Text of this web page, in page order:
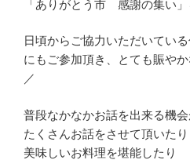
「ありがとう市 感謝の集い」
日頃からご協力いただいてい
にもご参加頂き、とても賑や
／
普段なかなかお話を出来る機
たくさんお話をさせて頂いたり
美味しいお料理を堪能したり